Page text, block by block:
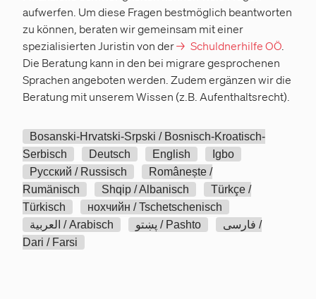
aufwerfen. Um diese Fragen bestmöglich beantworten
zu können, beraten wir gemeinsam mit einer
spezialisierten Juristin von der
Schuldnerhilfe OÖ.
Die Beratung kann in den bei migrare gesprochenen
Sprachen angeboten werden. Zudem ergänzen wir die
Beratung mit unserem Wissen (z.B. Aufenthaltsrecht).
Bosanski-Hrvatski-Srpski / Bosnisch-Kroatisch-
Serbisch
Deutsch English
Igbo
Pусский / Russisch
Românește /
Rumänisch
Shqip / Albanisch
Türkçe /
Türkisch
нохчийн / Tschetschenisch
العربية / Arabisch
پښتو / Pashto
فارسی /
Dari / Farsi